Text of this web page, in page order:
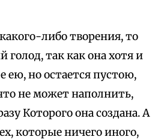
либо творения, то
голод, так как она хотя и
ею, но остается пустою,
не может наполнить,
Которого она создана. А
которые ничего иного,